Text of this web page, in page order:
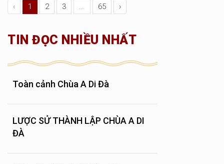
‹ 1 2 3 ... 65 ›
TIN ĐỌC NHIỀU NHẤT
Toàn cảnh Chùa A Di Đà
LƯỢC SỬ THÀNH LẬP CHÙA A DI
ĐÀ